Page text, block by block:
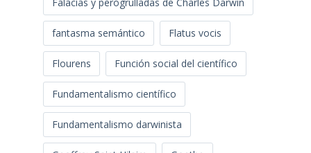
fantasma semántico Flatus vocis
Flourens Función social del científico
Fundamentalismo científico
Fundamentalismo darwinista